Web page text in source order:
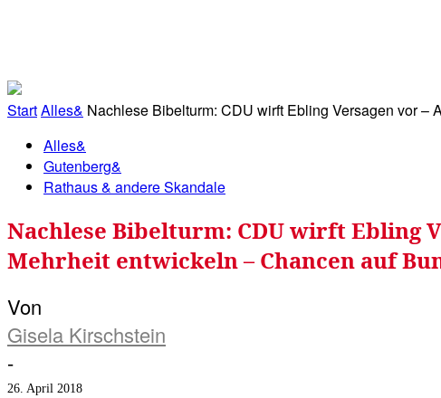
StartAlles& Nachlese Bibelturm: CDU wirft Ebling Versagen vor –
Alles&
Gutenberg&
Rathaus & andere Skandale
Nachlese Bibelturm: CDU wirft Ebling
Mehrheit entwickeln – Chancen auf
Von
Gisela Kirschstein
-
26. April 2018